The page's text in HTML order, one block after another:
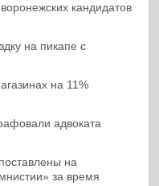
кандидатов
на пикапе с
на 11%
адвоката
на
за время